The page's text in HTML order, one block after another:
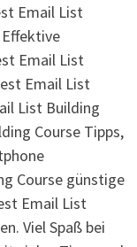
Email List
Email List
Email List
List Building
Course Tipps,
Course günstige
Email List
Viel Spaß bei